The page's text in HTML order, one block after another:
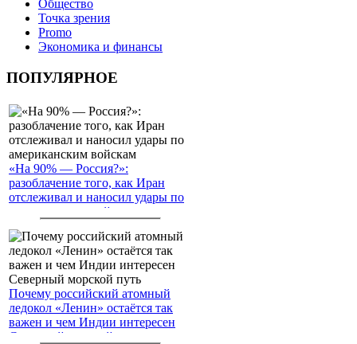
Общество
Точка зрения
Promo
Экономика и финансы
ПОПУЛЯРНОЕ
«На 90% — Россия?»:
разоблачение того, как Иран
отслеживал и наносил удары по
американским войскам
Почему российский атомный
ледокол «Ленин» остаётся так
важен и чем Индии интересен
Северный морской путь